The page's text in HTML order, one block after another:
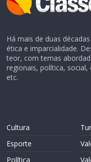
Há mais de duas
ética e imparcialidade.
teor, com temas
regionais, política,
etc.
Cultura
Esporte
Política